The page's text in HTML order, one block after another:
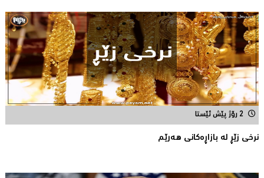
2 رۆژ پێش ئێستا
نرخى زێڕ له‌ بازاڕه‌كانی هه‌رێم